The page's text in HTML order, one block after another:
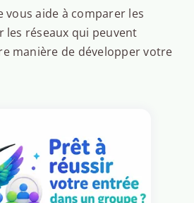
vous aide à comparer les
réseaux qui peuvent
manière de développer votre